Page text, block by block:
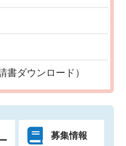
書ダウンロード）
募集情報